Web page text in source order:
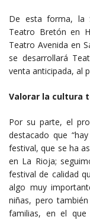
De esta forma, la
Teatro Bretón en
Teatro Avenida en
se desarrollará
venta anticipada, al
Valorar la cultura
Por su parte, el
destacado que
festival, que se ha
en La Rioja;
festival de calidad
algo muy
niñas, pero
familias, en el que